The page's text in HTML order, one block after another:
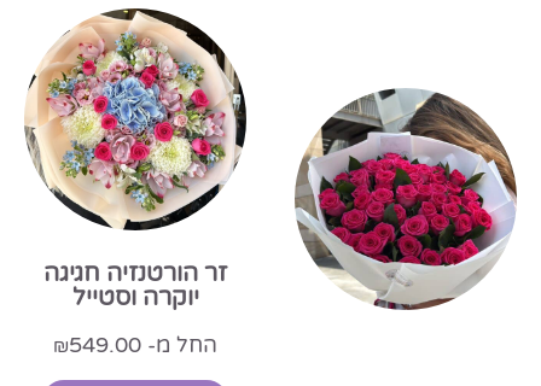
זר הורטנזיה חגיגה
יוקרה וסטייל
החל מ- ₪549.00